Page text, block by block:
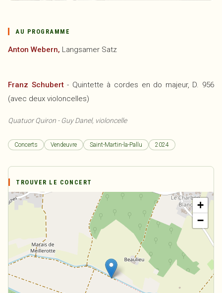
AU PROGRAMME
Anton Webern, Langsamer Satz
Franz Schubert- Quintette à cordes en do majeur, D. 956
(avec deux violoncelles)
Quatuor Quiron - Guy Danel, violoncelle
Concerts Vendeuvre Saint-Martin-la-Pallu 2024
TROUVER LE CONCERT
+
−